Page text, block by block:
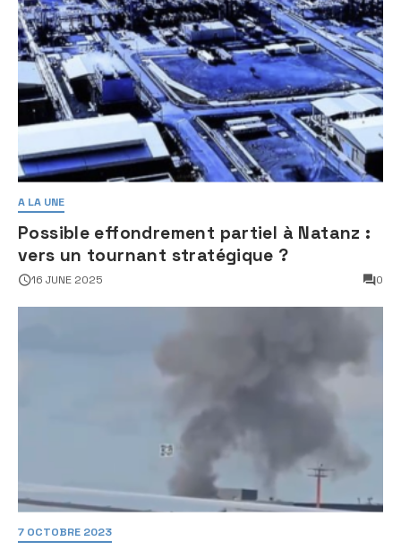
A LA UNE
Possible effondrement partiel à Natanz :
vers un tournant stratégique ?
16 JUNE 2025 0
7 OCTOBRE 2023